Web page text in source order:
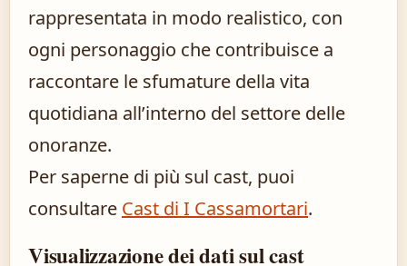
rappresentata in modo realistico, con
ogni personaggio che contribuisce a
raccontare le sfumature della vita
quotidiana all’interno del settore delle
onoranze.
Per saperne di più sul cast, puoi
consultare Cast di I Cassamortari.
Visualizzazione dei dati sul cast